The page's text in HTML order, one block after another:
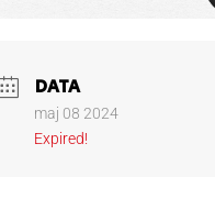
DATA
maj 08 2024
Expired!